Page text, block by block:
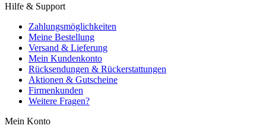
Hilfe & Support
Zahlungsmöglichkeiten
Meine Bestellung
Versand & Lieferung
Mein Kundenkonto
Rücksendungen & Rückerstattungen
Aktionen & Gutscheine
Firmenkunden
Weitere Fragen?
Mein Konto